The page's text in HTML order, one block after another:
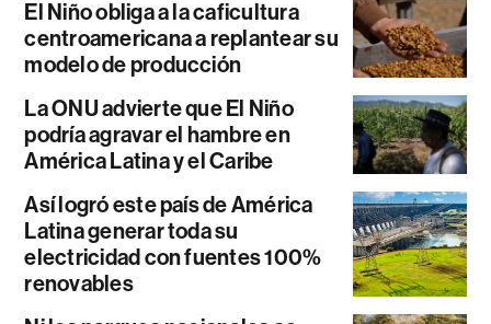
El Niño obliga a la caficultura
centroamericana a replantear su
modelo de producción
La ONU advierte que El Niño
podría agravar el hambre en
América Latina y el Caribe
Así logró este país de América
Latina generar toda su
electricidad con fuentes 100%
renovables